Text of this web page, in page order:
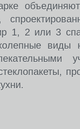
1, 2 или 3